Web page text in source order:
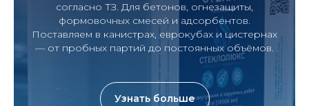
согласно ТЗ. Для бетонов, огнезащиты,
формовочных смесей и адсорбентов.
Поставляем в канистрах, еврокубах и цистернах
— от пробных партий до постоянных объёмов.
Узнать больше